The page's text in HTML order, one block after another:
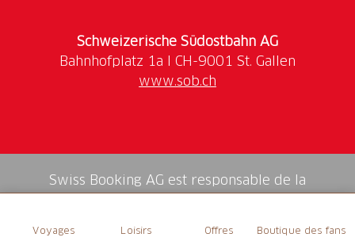
Voyages Loisirs Offres Boutique des fans
Schweizerische Südostbahn AG
www.sob.ch
Swiss Booking AG est responsable de la